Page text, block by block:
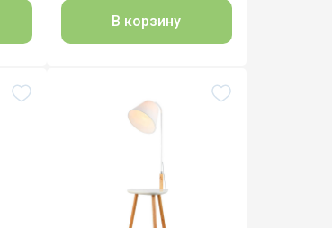
В корзину